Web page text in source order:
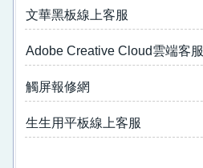
週年紀念專刊
文華黑板線上客服
Adobe Creative Cloud雲端客服
觸屏報修網
生生用平板線上客服